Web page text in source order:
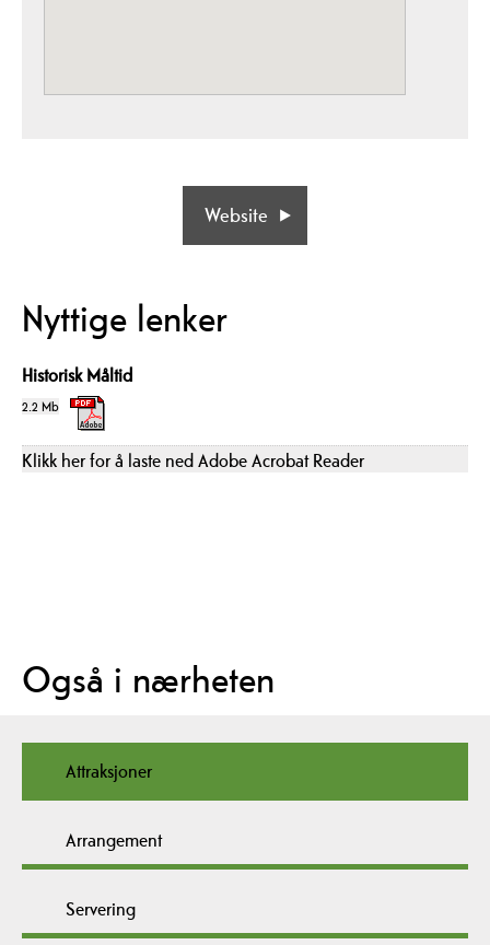
Website
Nyttige lenker
Historisk Måltid
2.2 Mb
Klikk her for å laste ned Adobe Acrobat Reader
Også i nærheten
Attraksjoner
Arrangement
Servering